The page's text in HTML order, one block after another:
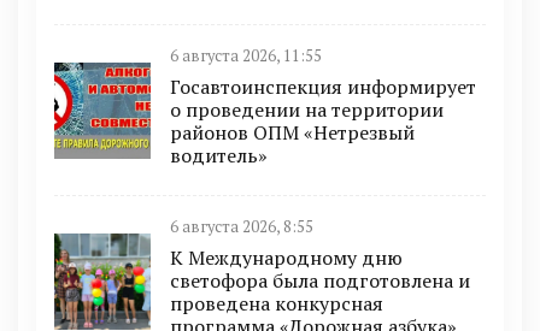
6 августа 2026, 11:55
Госавтоинспекция информирует
о проведении на территории
районов ОПМ «Нетрезвый
водитель»
6 августа 2026, 8:55
К Международному дню
светофора была подготовлена и
проведена конкурсная